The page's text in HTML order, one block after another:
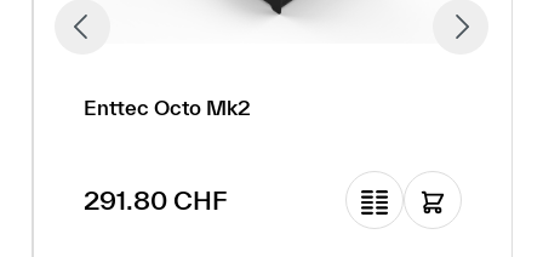
Enttec Octo Mk2
Prix régulier :
291.80 CHF